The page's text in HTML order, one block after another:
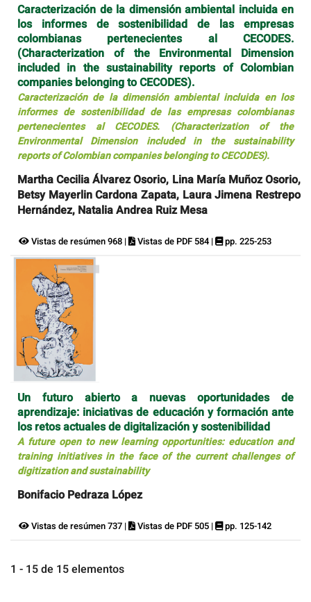
Caracterización de la dimensión ambiental incluida en
los informes de sostenibilidad de las empresas
colombianas pertenecientes al CECODES.
(Characterization of the Environmental Dimension
included in the sustainability reports of Colombian
companies belonging to CECODES).
Caracterización de la dimensión ambiental incluida en los
informes de sostenibilidad de las empresas colombianas
pertenecientes al CECODES. (Characterization of the
Environmental Dimension included in the sustainability
reports of Colombian companies belonging to CECODES).
Martha Cecilia Álvarez Osorio, Lina María Muñoz Osorio,
Betsy Mayerlin Cardona Zapata, Laura Jimena Restrepo
Hernández, Natalia Andrea Ruiz Mesa
Vistas de resúmen 968 | Vistas de PDF 584 | pp. 225-253
Un futuro abierto a nuevas oportunidades de
aprendizaje: iniciativas de educación y formación ante
los retos actuales de digitalización y sostenibilidad
A future open to new learning opportunities: education and
training initiatives in the face of the current challenges of
digitization and sustainability
Bonifacio Pedraza López
Vistas de resúmen 737 | Vistas de PDF 505 | pp. 125-142
1 - 15 de 15 elementos